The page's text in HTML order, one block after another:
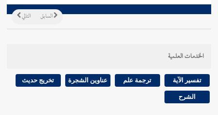
التالي السابق
الخدمات العلمية
تفسير الآية ترجمة علم عناوين الشجرة تخريج حديث
الشرح